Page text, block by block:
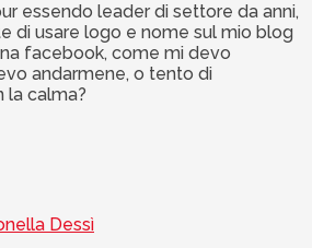
essendo leader di settore da anni,
di usare logo e nome sul mio blog
facebook, come mi devo
andarmene, o tento di
la calma?
Dessì